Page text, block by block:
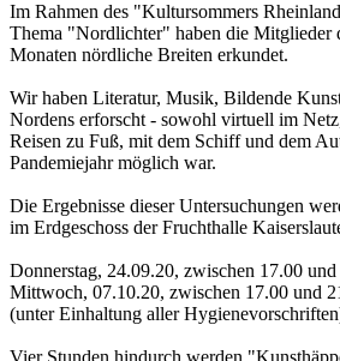
Im Rahmen des "Kultursommers
Thema "Nordlichter" haben die Mitglieder
Monaten nördliche Breiten erkundet.
Wir haben Literatur, Musik, Bildende
Nordens erforscht - sowohl virtuell im
Reisen zu Fuß, mit dem Schiff und dem
Pandemiejahr möglich war.
Die Ergebnisse dieser Untersuchungen
im Erdgeschoss der Fruchthalle
Donnerstag, 24.09.20, zwischen 17.00
Mittwoch, 07.10.20, zwischen 17.00 und
(unter Einhaltung aller
Vier Stunden hindurch werden